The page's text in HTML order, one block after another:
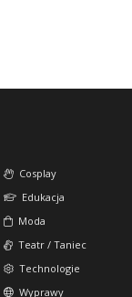
Cosplay
Edukacja
Moda
Teatr / Taniec
Technologie
Wyprawy